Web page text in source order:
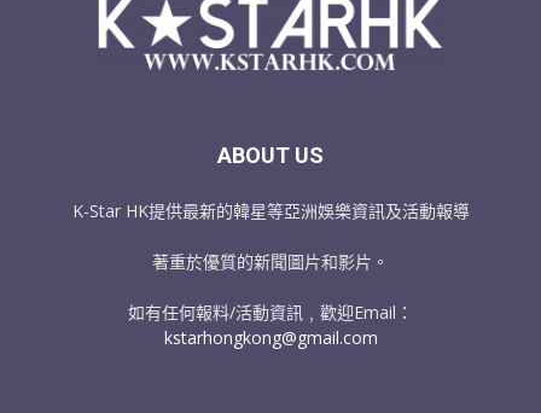
ABOUT US
K-Star HK提供最新的韓星等亞洲娛樂資訊及活動報導
著重於優質的新聞圖片和影片。
如有任何報料/活動資訊﹐歡迎Email：
kstarhongkong@gmail.com